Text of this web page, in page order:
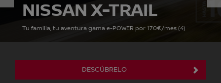
NISSAN X-TRAIL
Tu familia, tu aventura gama e-POWER por 170€/mes (4)
DESCÚBRELO